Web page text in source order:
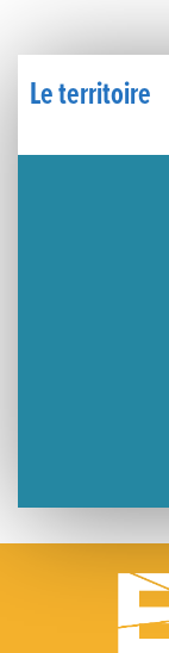
Le territoire